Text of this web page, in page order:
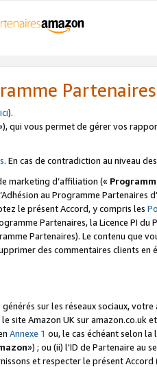
ici).
qui vous permet de gérer vos
. En cas de contradiction au niveau
marketing d’affiliation («
au Programme Partenaires
le présent Accord, y compris les
Partenaires, la Licence PI
Partenaires). Le contenu que
des commentaires clients
sur les réseaux sociaux,
Amazon UK sur amazon.co.uk
Annexe 1 ou, le cas échéant selon
») ; ou (ii) l'ID de Partenaire au
et respecter le présent Accord